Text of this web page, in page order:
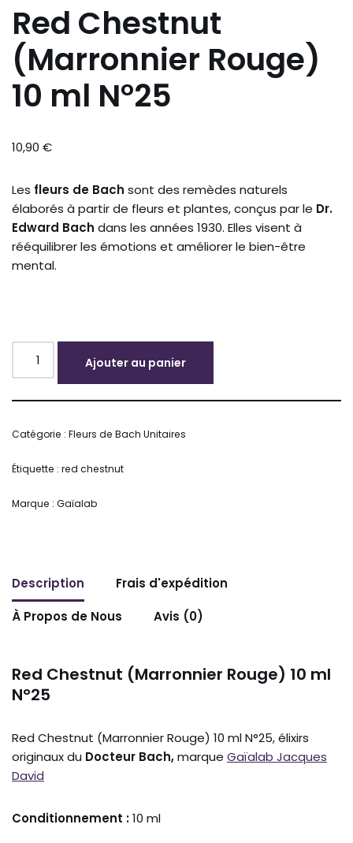
Red Chestnut
(Marronnier Rouge)
10 ml N°25
10,90 €
Les fleurs de Bach sont des remèdes naturels
élaborés à partir de fleurs et plantes, conçus par le Dr.
Edward Bach dans les années 1930. Elles visent à
rééquilibrer les émotions et améliorer le bien-être
mental.
Ajouter au panier
Catégorie : Fleurs de Bach Unitaires
Étiquette : red chestnut
Marque : Gaïalab
Description
Frais d'expédition
À Propos de Nous
Avis (0)
Red Chestnut (Marronnier Rouge) 10 ml
N°25
Red Chestnut (Marronnier Rouge) 10 ml N°25, élixirs
originaux du Docteur Bach,marque Gaïalab Jacques
David
Conditionnement :10 ml